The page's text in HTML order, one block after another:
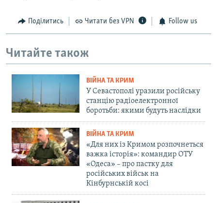
Поділитись Читати без VPN Follow us
Читайте також
ВІЙНА ТА КРИМ
У Севастополі уразили російську
станцію радіоелектронної
боротьби: якими будуть наслідки
ВІЙНА ТА КРИМ
«Для них із Кримом розпочнеться
важка історія»: командир ОТУ
«Одеса» – про пастку для
російських військ на
Кінбурнській косі